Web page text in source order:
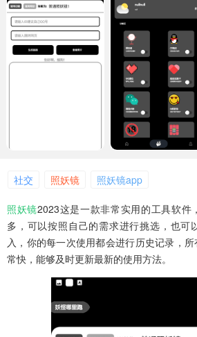
1百+款手游
1百+款手游
音乐舞蹈
1百+款手游
儿童教育
1百+款手游
社交 照妖镜 照妖镜app
照妖镜2023这是一款非常实用的工具软件
多，可以按照自己的需求进行挑选，也可
入，你的每一次使用都会进行历史记录，
常快，能够及时更新最新的使用方法。